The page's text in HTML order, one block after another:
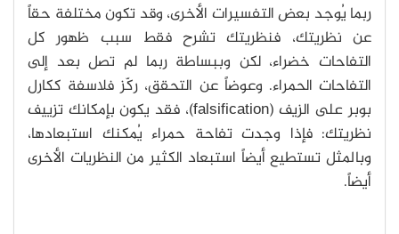
ربما يُوجد بعض التفسيرات الأخرى، وقد تكون مختلفة حقاً
عن نظريتك، فنظريتك تشرح فقط سبب ظهور كل
التفاحات خضراء، لكن وببساطة ربما لم تصل بعد إلى
التفاحات الحمراء. وعوضاً عن التحقق، ركّز فلاسفة ككارل
بوبر على الزيف (falsification)، فقد يكون بإمكانك تزييف
نظريتك: فإذا وجدت تفاحة حمراء يُمكنك استبعادها،
وبالمثل تستطيع أيضاً استبعاد الكثير من النظريات الأخرى
أيضاً.